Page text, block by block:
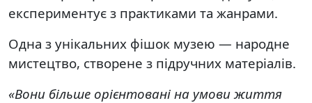
експериментує з практиками та жанрами.
Одна з унікальних фішок музею — народне
мистецтво, створене з підручних матеріалів.
«Вони більше орієнтовані на умови життя